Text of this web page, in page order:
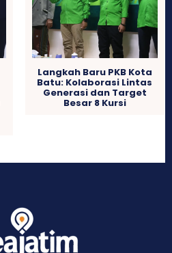
Langkah Baru PKB Kota
Batu: Kolaborasi Lintas
Generasi dan Target
Besar 8 Kursi